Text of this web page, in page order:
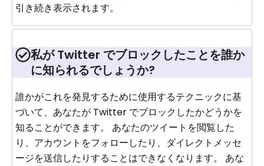
引き続き表示されます。
私が Twitter でブロックしたことを誰か
に知られるでしょうか?
誰かがこれを発見するために使用するテクニックに基
づいて、あなたが Twitter でブロックしたかどうかを
知ることができます。 あなたのツイートを閲覧した
り、アカウントをフォローしたり、ダイレクトメッセ
ージを送信したりすることはできなくなります。 あな